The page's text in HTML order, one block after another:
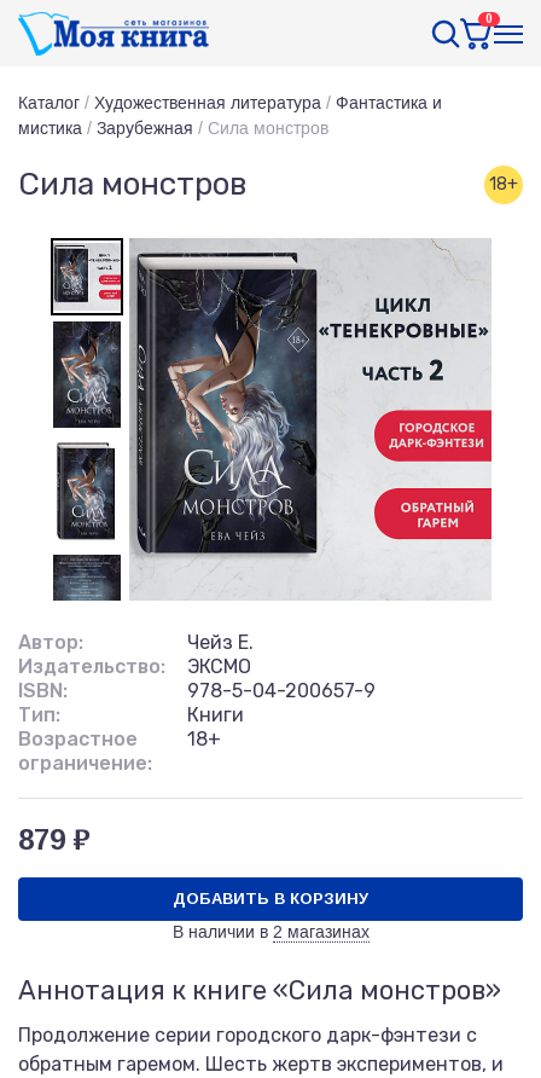
0
Каталог / Художественная литература / Фантастика и
мистика / Зарубежная / Сила монстров
Сила монстров 18+
Автор:
Чейз Е.
Издательство:
ЭКСМО
ISBN:
978-5-04-200657-9
Тип:
Книги
Возрастное
ограничение:
18+
879 ₽
ДОБАВИТЬ В КОРЗИНУ
В наличии в 2 магазинах
Аннотация к книге «Сила монстров»
Продолжение серии городского дарк-фэнтези с
обратным гаремом. Шесть жертв экспериментов, и